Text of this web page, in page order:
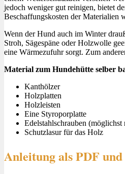
jedoch weniger gut reinigen, bietet
Beschaffungskosten der Materialien
Wenn der Hund auch im Winter
Stroh, Sägespäne oder Holzwolle
eine Wärmezufuhr sorgt. Zum
Material zum Hundehütte selber
Kanthölzer
Holzplatten
Holzleisten
Eine Styroporplatte
Edelstahlschrauben (möglichst
Schutzlasur für das Holz
Anleitung als PDF